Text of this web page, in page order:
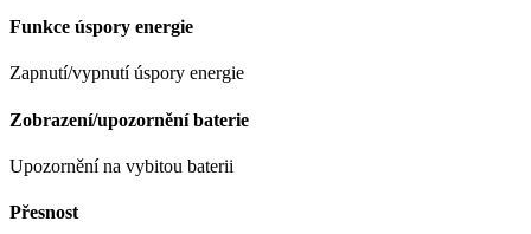
Funkce úspory energie
Zapnutí/vypnutí úspory energie
Zobrazení/upozornění baterie
Upozornění na vybitou baterii
Přesnost